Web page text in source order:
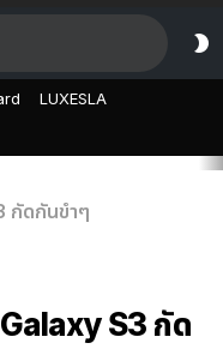
LUXESLA
กัดกันขำๆ
S3 กัด